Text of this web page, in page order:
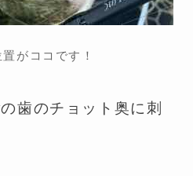
がココです！
歯のチョット奥に刺